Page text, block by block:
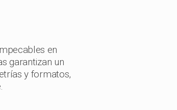
en
garantizan un
y formatos,